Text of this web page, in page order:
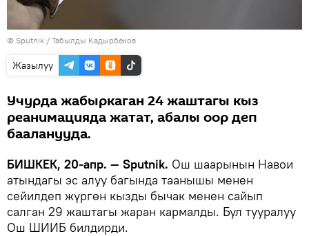
© Sputnik / Табылды Кадырбеков
Жазылуу
Учурда жабыркаган 24 жаштагы кыз
реанимацияда жатат, абалы оор деп
бааланууда.
БИШКЕК, 20-апр. — Sputnik. Ош шаарынын Навои
атындагы эс алуу багында таанышы менен
сейилдеп жүргөн кызды бычак менен сайып
салган 29 жаштагы жаран кармалды. Бул тууралуу
Ош ШИИБ билдирди.